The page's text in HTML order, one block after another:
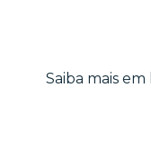
Saiba mais em